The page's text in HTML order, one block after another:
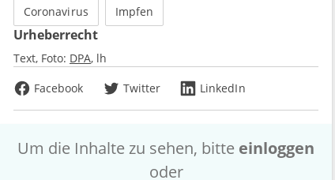
Coronavirus Impfen
Urheberrecht
Text, Foto: DPA lh
Facebook
Twitter LinkedIn
Um die Inhalte zu sehen, bitte einloggen
oder